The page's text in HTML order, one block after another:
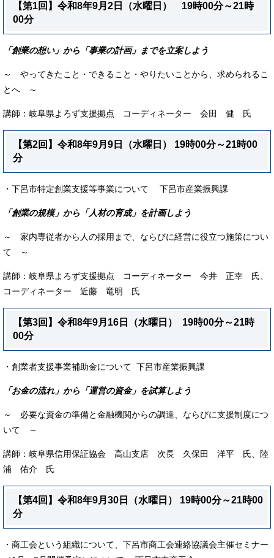
【第1回】令和8年9月2日（水曜日） 19時00分～21時
00分
「創業の想い」から「事業の計画」までを立案しよう
～ やってきたこと・できること・やりたいことから、求められるこ
とへ ～
講師：岐阜県よろず支援拠点 コーディネーター 会田 健 氏
【第2回】令和8年9月9日（水曜日） 19時00分～21時00
分
・下呂市特定創業支援等事業について 下呂市産業振興課
「創業の規模」から「人材の育成」を計画しよう
～ 家内専従者から人の採用まで、ならびに経営に役立つ施策につい
て ～
講師：岐阜県よろず支援拠点 コーディネーター 今井 正幸 氏、
コーディネーター 近藤 竜明 氏
【第3回】令和8年9月16日（水曜日） 19時00分～21時
00分
​・創業者支援事業補助金について 下呂市産業振興課
「お金の流れ」から「運営の資金」を試算しよう
～ 必要な資金の準備と金融機関からの調達、ならびに支援制度につ
いて ～
講師：岐阜県信用保証協会 高山支店 次長 久保田 洋平 氏、陸
浦 佑介 氏
【第4回】令和8年9月30日（水曜日） 19時00分～21時00
分
​・商工会という組織について、下呂市商工会連絡協議会主催セミナー